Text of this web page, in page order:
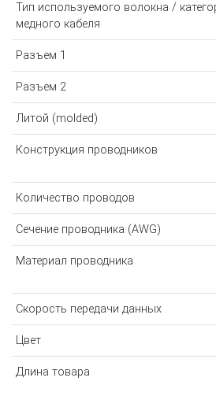
Тип используемого волокна /
медного кабеля
Разъем 1
Разъем 2
Литой (molded)
Конструкция проводников
Количество проводов
Сечение проводника (AWG)
Материал проводника
Скорость передачи данных
Цвет
Длина товара